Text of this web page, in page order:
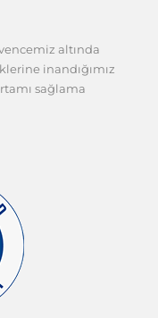
altında
inandığımız
sağlama